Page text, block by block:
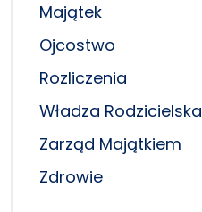
Majątek
Ojcostwo
Rozliczenia
Władza Rodzicielska
Zarząd Majątkiem
Zdrowie